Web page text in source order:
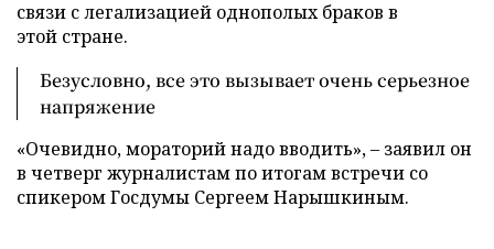
связи с легализацией однополых браков в
этой стране.
Безусловно, все это вызывает очень серьезное
напряжение
«Очевидно, мораторий надо вводить», – заявил он
в четверг журналистам по итогам встречи со
спикером Госдумы Сергеем Нарышкиным.